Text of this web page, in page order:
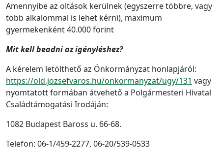
Amennyibe az oltások kerülnek (egyszerre többre, vagy
több alkalommal is lehet kérni), maximum
gyermekenként 40.000 forint
Mit kell beadni az igényléshez?
A kérelem letölthető az Önkormányzat honlapjáról:
https://old.jozsefvaros.hu/onkormanyzat/ugy/131 vagy
nyomtatott formában átvehető a Polgármesteri Hivatal
Családtámogatási Irodáján:
1082 Budapest Baross u. 66-68.
Telefon: 06-1/459-2277, 06-20/539-0533